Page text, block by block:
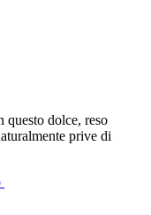
questo dolce, reso
prive di